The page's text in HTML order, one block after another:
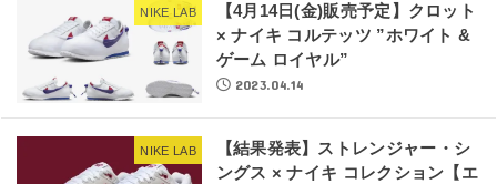
NIKE LAB
【4月14日(金)販売予定】クロット
× ナイキ コルテッツ ”ホワイト &
ゲーム ロイヤル”
2023.04.14
NIKE LAB
【結果発表】ストレンジャー・シ
ングス × ナイキ コレクション【エ